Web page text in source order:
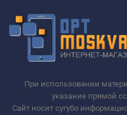
При использовании
указание прямой
Сайт носит сугубо